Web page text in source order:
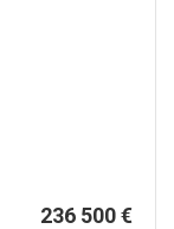
236 500 €